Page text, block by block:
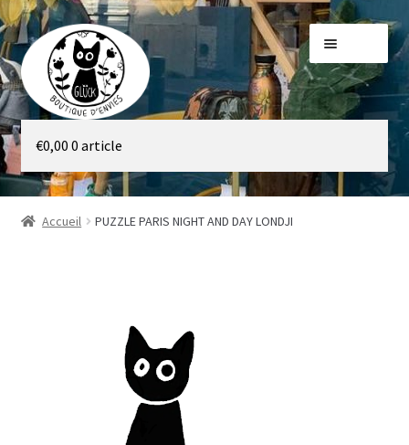
Aller
à
la
navigation
Aller
au
contenu
Galerie
Boutique
€0,00 0 article
Accueil PUZZLE PARIS NIGHT AND DAY LONDJI